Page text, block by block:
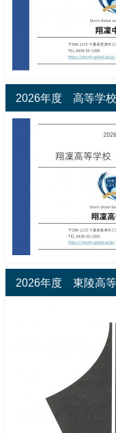
2026年度 高等学
2026年度 東陵高